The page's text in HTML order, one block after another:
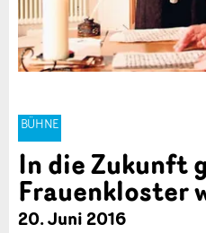
BÜHNE
In die Zukunft
Frauenkloster
20. Juni 2016